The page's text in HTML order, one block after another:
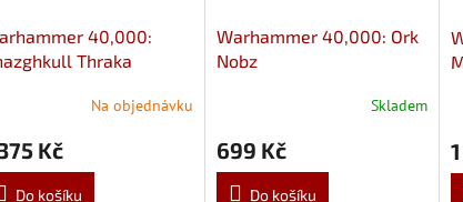
40,000:
Thraka
Na objednávku
Kč
Do košíku
Warhammer 40,000: Ork
Nobz
Skladem
699 Kč
Do košíku